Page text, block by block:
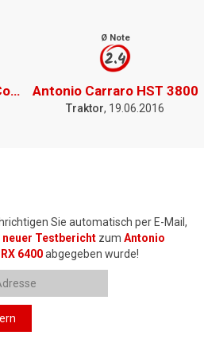
Antonio Carraro Tigre Country 3700
Ø Note
2.4
Antonio Carraro HST 3800
Traktor, 19.06.2016
Sie automatisch per E-Mail,
neuer Testbericht zum Antonio
6400abgegeben wurde!